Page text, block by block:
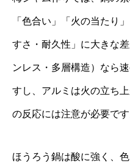
「色合い」「火の当たり
すさ・耐久性」に大きな
ンレス・多層構造）なら
すし、アルミは火の立ち
の反応には注意が必要です
ほうろう鍋は酸に強く、